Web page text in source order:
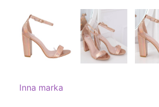
Inna marka